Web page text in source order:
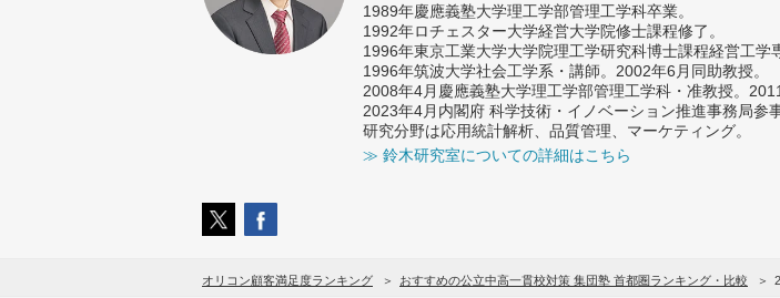
1989年慶應義塾大学理工学部管理工学科卒業。
1992年ロチェスター大学経営大学院修士課程修了。
1996年東京工業大学大学院理工学研究科博士課程経営工学
1996年筑波大学社会工学系・講師。2002年6月同助教授。
2008年4月慶應義塾大学理工学部管理工学科・准教授。
2023年4月内閣府 科学技術・イノベーション推進事務局参
研究分野は応用統計解析、品質管理、マーケティング。
≫ 鈴木研究室についての詳細はこちら
オリコン顧客満足度ランキング おすすめの公立中高一貫校対策 集団塾 首都圏ランキング・比較